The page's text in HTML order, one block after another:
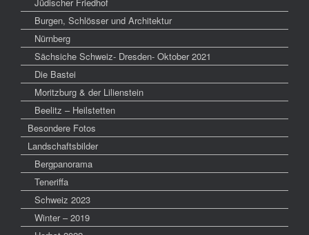
Burgen, Schlösser und Architektur
Nürnberg
Sächsiche Schweiz- Dresden- Oktober 2021
Die Bastei
Moritzburg & der Lilienstein
Beelitz – Heilstetten
Besondere Fotos
Landschaftsbilder
Bergpanorama
Teneriffa
Schweiz 2023
Winter – 2019